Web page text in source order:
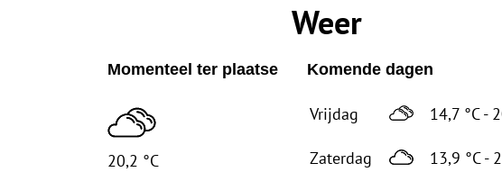
Weer
Momenteel ter plaatse
20,2 °C
Komende dagen
Vrijdag 14,7 °C -
Zaterdag 13,9 °C -